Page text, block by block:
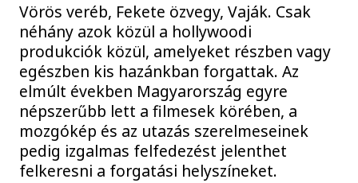
Vörös veréb, Fekete özvegy, Vaják. Csak
néhány azok közül a hollywoodi
produkciók közül, amelyeket részben vagy
egészben kis hazánkban forgattak. Az
elmúlt években Magyarország egyre
népszerűbb lett a filmesek körében, a
mozgókép és az utazás szerelmeseinek
pedig izgalmas felfedezést jelenthet
felkeresni a forgatási helyszíneket.